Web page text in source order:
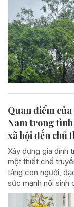
Quan điểm
Nam trong tình
xã hội đến chủ
Xây dựng gia đình
một thiết chế
tảng con người,
sức mạnh nội sinh